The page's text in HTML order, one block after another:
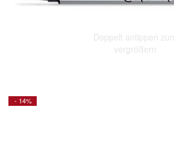
Doppelt antippen zum
vergrößern
- 14%